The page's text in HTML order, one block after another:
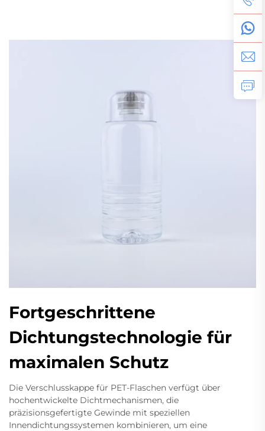
Fortgeschrittene
Dichtungstechnologie für
maximalen Schutz
Die Verschlusskappe für PET-Flaschen verfügt über
hochentwickelte Dichtmechanismen, die
präzisionsgefertigte Gewinde mit speziellen
Innendichtungssystemen kombinieren, um eine